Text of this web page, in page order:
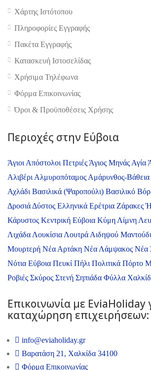
4.9
Χάρτης Ιστότοπου
Πληροφορίες Εγγραφής
Πακέτα Εγγραφής
Κατασκευή Ιστοσελίδας
Χρήσιμα Τηλέφωνα
Φόρμα Επικοινωνίας
Όροι & Προϋποθέσεις Xρήσης
Περιοχές στην Εύβοια
Άγιοι Απόστολοι Πετριές Άγιος Μηνάς Αγία
Αλιβέρι Αλμυροπόταμος Αμάρυνθος-Βάθεια
Αχλάδι Βασιλικά (Ψαροπούλι) Βασιλικό
Δροσιά Δύστος Ελληνικά Ερέτρια Ζάρακες
Κάρυστος Κεντρική Εύβοια Κύμη Λίμνη
Λιχάδα Λουκίσια Λουτρά Αιδηψού Μαντούδι
Μουρτερή Νέα Αρτάκη Νέα Λάμψακος Νέα
Νότια Εύβοια Πευκί Πήλι Πολιτικά Πόρτο
Ροβιές Σκύρος Στενή Σηπιάδα Φύλλα
Επικοινωνία με ΕviaHoliday
καταχώρηση επιχειρήσεων:
info@eviaholiday.gr
Βαρατάση 21, Χαλκίδα 34100
Φόρμα Επικοινωνίας